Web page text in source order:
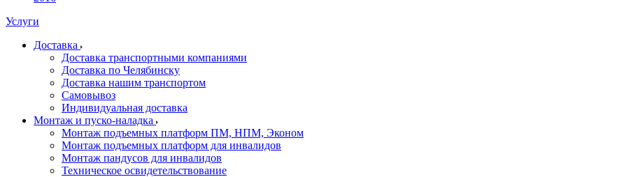
Услуги
Доставка
Доставка транспортными компаниями
Доставка по Челябинску
Доставка нашим транспортом
Самовывоз
Индивидуальная доставка
Монтаж и пуско-наладка
Монтаж подъемных платформ ПМ, НПМ, Эконом
Монтаж подъемных платформ для инвалидов
Монтаж пандусов для инвалидов
Техническое освидетельствование